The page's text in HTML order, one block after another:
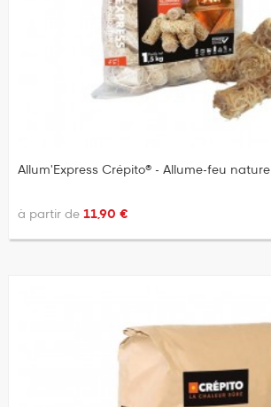
Allum'Express Crépito® - Allume-feu naturel
à partir de 11,90 €